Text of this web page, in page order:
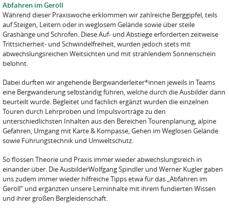
Abfahren im Geröll
Während dieser Praxiswoche erklommen wir zahlreiche Berggipfel, teils
auf Steigen, Leitern oder in weglosem Gelände sowie über steile
Grashänge und Schrofen. Diese Auf- und Abstiege erforderten zeitweise
Trittsicherheit- und Schwindelfreiheit, wurden jedoch stets mit
abwechslungsreichen Weitsichten und mit strahlendem Sonnenschein
belohnt.
Dabei durften wir angehende Bergwanderleiter*innen jeweils in Teams
eine Bergwanderung selbständig führen, welche durch die Ausbilder dann
beurteilt wurde. Begleitet und fachlich ergänzt wurden die einzelnen
Touren durch Lehrproben und Impulsvorträge zu den
unterschiedlichsten Inhalten aus den Bereichen Tourenplanung, alpine
Gefahren, Umgang mit Karte & Kompasse, Gehen im Weglosen Gelände
sowie Führungstechnik und Umweltschutz.
So flossen Theorie und Praxis immer wieder abwechslungsreich in
einander über. Die AusbilderWolfgang Spindler und Werner Kugler gaben
uns zudem immer wieder hilfreiche Tipps etwa für das „Abfahren im
Geröll“ und ergänzten unsere Lerninhalte mit ihrem fundierten Wissen
und ihrer großen Bergleidenschaft.